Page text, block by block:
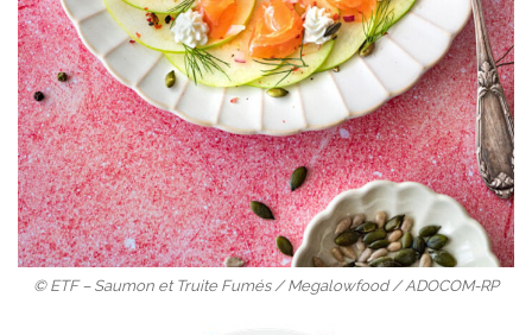
© ETF – Saumon et Truite Fumés / Megalowfood / ADOCOM-RP